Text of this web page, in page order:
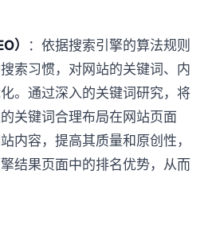
）
：依据搜索引擎的算法规则
索习惯，对网站的关键词、内
。通过深入的关键词研究，将
关键词合理布局在网站页面
内容，提高其质量和原创性，
结果页面中的排名优势，从而